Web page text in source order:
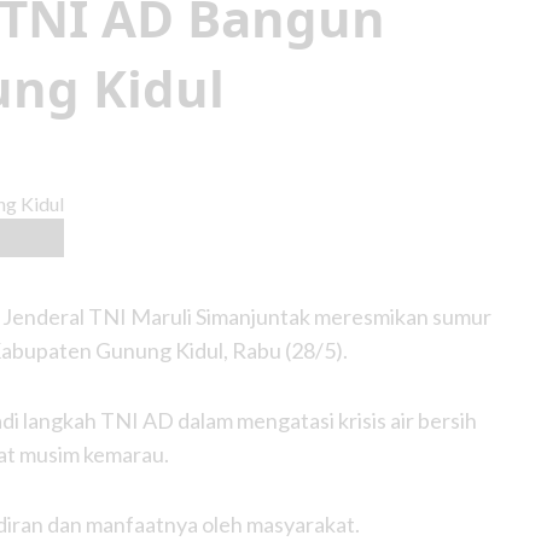
AD Bangun
Kidul
TNI Maruli Simanjuntak meresmikan sumur
Gunung Kidul, Rabu (28/5).
langkah TNI AD dalam mengatasi krisis air bersih
musim kemarau.
dan manfaatnya oleh masyarakat.